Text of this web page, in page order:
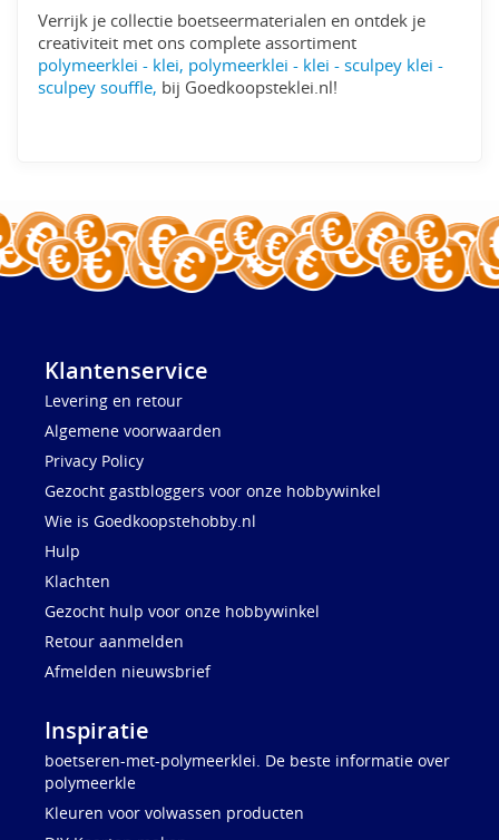
Verrijk je collectie boetseermaterialen en ontdek je
creativiteit met ons complete assortiment
polymeerklei - klei, polymeerklei - klei - sculpey klei -
sculpey souffle, bij Goedkoopsteklei.nl!
Klantenservice
Levering en retour
Algemene voorwaarden
Privacy Policy
Gezocht gastbloggers voor onze hobbywinkel
Wie is Goedkoopstehobby.nl
Hulp
Klachten
Gezocht hulp voor onze hobbywinkel
Retour aanmelden
Afmelden nieuwsbrief
Inspiratie
boetseren-met-polymeerklei. De beste informatie over
polymeerkle
Kleuren voor volwassen producten